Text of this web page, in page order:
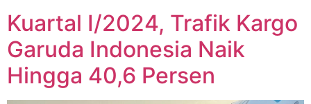
Kuartal I/2024, Trafik Kargo
Garuda Indonesia Naik
Hingga 40,6 Persen